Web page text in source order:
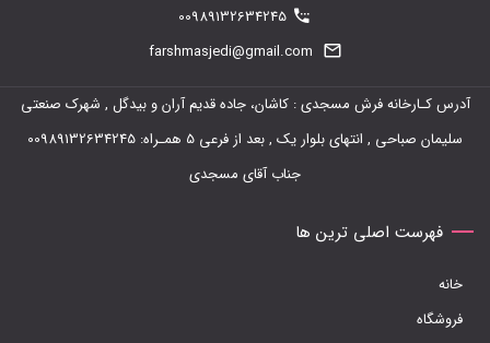
00989132634245
farshmasjedi@gmail.com
آدرس کـارخانه فرش مسجدی : کاشان، جاده قدیم آران و بیدگل , شهرک صنعتی
سلیمان صباحی , انتهای بلوار یک , بعد از فرعی 5 همـراه: 00989132634245
جناب آقای مسجدی
فهرست اصلی ترین ها
خانه
فروشگاه